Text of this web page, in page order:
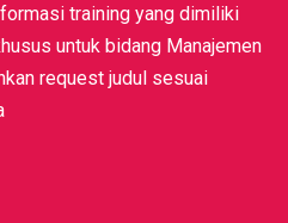
training yang dimiliki
untuk bidang Manajemen
request judul sesuai